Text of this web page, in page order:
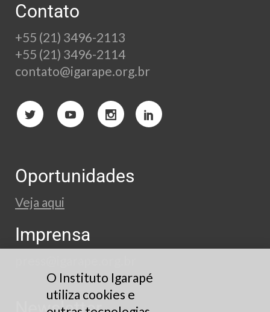
Contato
+55 (21) 3496-2113
+55 (21) 3496-2114
contato@igarape.org.br
Oportunidades
Veja aqui
Imprensa
O Instituto Igarapé
utiliza cookies e